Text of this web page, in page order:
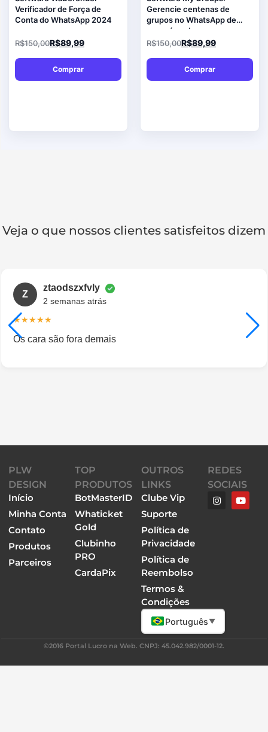
Verificador de Força de
Conta do WhatsApp 2024
R$150,00R$89,99
Comprar
Gerencie centenas de
grupos no WhatsApp de
uma só vez!
R$150,00R$89,99
Comprar
Veja o que nossos clientes satisfeitos dizem​
Z
ztaodszxfvly
2 semanas atrás
★★★★★
Os cara são fora demais
PLW
DESIGN
Início
Minha Conta
Contato
Produtos
Parceiros
TOP
PRODUTOS
BotMasterID
Whaticket
Gold
Clubinho
PRO
CardaPix
OUTROS
LINKS
Clube Vip
Suporte
Política de
Privacidade
Política de
Reembolso
Termos &
Condições
Português ▼
REDES
SOCIAIS
©2016 Portal Lucro na Web. CNPJ: 45.042.982/0001-12.